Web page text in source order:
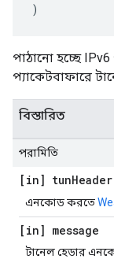
)
পাঠানো হচ্ছে
প্যাকেটবাফারে
বিস্তারিত
পরামিতি
[in] tunHeader
এনকোড করতে
[in] message
টানেল হেডার